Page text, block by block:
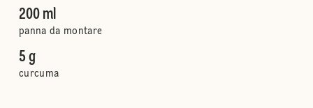
200 ml
panna da montare
5 g
curcuma